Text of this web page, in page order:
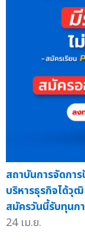
สถาบันการจัดก
บริหารธุรกิจได้วุ
สมัครวันนี้รับทุนก
24 เม.ย.